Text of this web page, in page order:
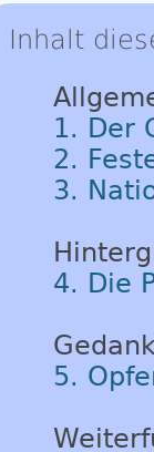
Inhalt
1. Der
2.
3.
4. Die
5.